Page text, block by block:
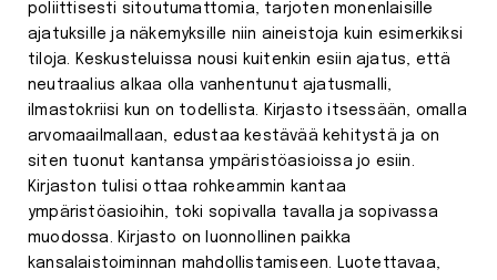
poliittisesti sitoutumattomia, tarjoten monenlaisille
ajatuksille ja näkemyksille niin aineistoja kuin esimerkiksi
tiloja. Keskusteluissa nousi kuitenkin esiin ajatus, että
neutraalius alkaa olla vanhentunut ajatusmalli,
ilmastokriisi kun on todellista. Kirjasto itsessään, omalla
arvomaailmallaan, edustaa kestävää kehitystä ja on
siten tuonut kantansa ympäristöasioissa jo esiin.
Kirjaston tulisi ottaa rohkeammin kantaa
ympäristöasioihin, toki sopivalla tavalla ja sopivassa
muodossa. Kirjasto on luonnollinen paikka
kansalaistoiminnan mahdollistamiseen. Luotettavaa,